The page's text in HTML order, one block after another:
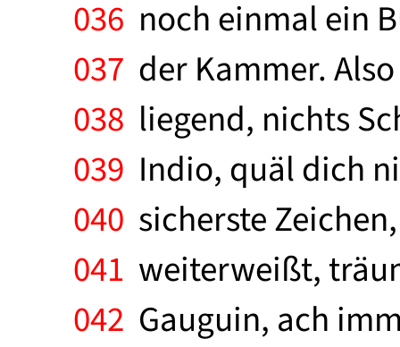
036 noch einmal ein
037 der Kammer.
038 liegend, nichts
039 Indio, quäl dich
040 sicherste
041 weiterweißt,
042 Gauguin, ach